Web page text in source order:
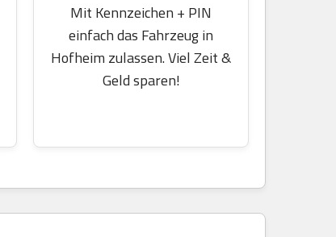
Mit Kennzeichen + PIN
einfach das Fahrzeug in
Hofheim zulassen. Viel Zeit &
Geld sparen!